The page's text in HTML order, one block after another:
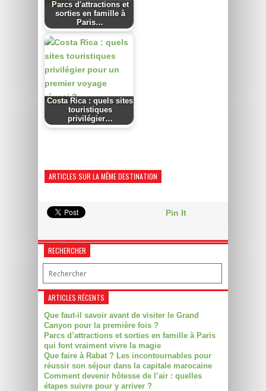
Parcs d'attractions et
sorties en famille à
Paris…
Costa Rica : quels sites
touristiques
privilégier…
ARTICLES SUR LA MÊME DESTINATION
Pin It
RECHERCHER
ARTICLES RÉCENTS
Que faut-il savoir avant de visiter le Grand
Canyon pour la première fois ?
Parcs d’attractions et sorties en famille à Paris
qui font vraiment vivre la magie
Que faire à Rabat ? Les incontournables pour
réussir son séjour dans la capitale marocaine
Comment devenir hôtesse de l’air : quelles
étapes suivre pour y arriver ?